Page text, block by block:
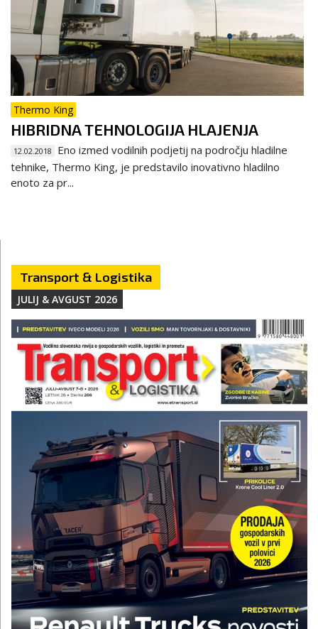
Thermo King
HIBRIDNA TEHNOLOGIJA HLAJENJA
12.02.2018
Eno izmed vodilnih podjetij na področju hladilne
tehnike, Thermo King, je predstavilo inovativno hladilno
enoto za pr...
Transport & Logistika
JULIJ & AVGUST 2026